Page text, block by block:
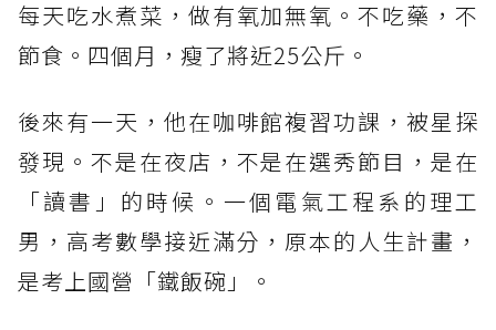
每天吃水煮菜，做有氧加無氧。不吃藥，不
節食。四個月，瘦了將近25公斤。
後來有一天，他在咖啡館複習功課，被星探
發現。不是在夜店，不是在選秀節目，是在
「讀書」的時候。一個電氣工程系的理工
男，高考數學接近滿分，原本的人生計畫，
是考上國營「鐵飯碗」。